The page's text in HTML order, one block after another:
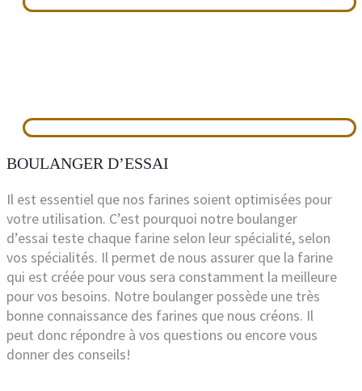
BOULANGER D’ESSAI
Il est essentiel que nos farines soient optimisées pour
votre utilisation. C’est pourquoi notre boulanger
d’essai teste chaque farine selon leur spécialité, selon
vos spécialités. Il permet de nous assurer que la farine
qui est créée pour vous sera constamment la meilleure
pour vos besoins. Notre boulanger possède une très
bonne connaissance des farines que nous créons. Il
peut donc répondre à vos questions ou encore vous
donner des conseils!